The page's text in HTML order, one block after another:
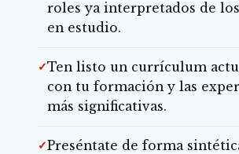
roles ya interpretados de
en estudio.
✓Ten listo un currículum
con tu formación y las
más significativas.
✓Preséntate de forma